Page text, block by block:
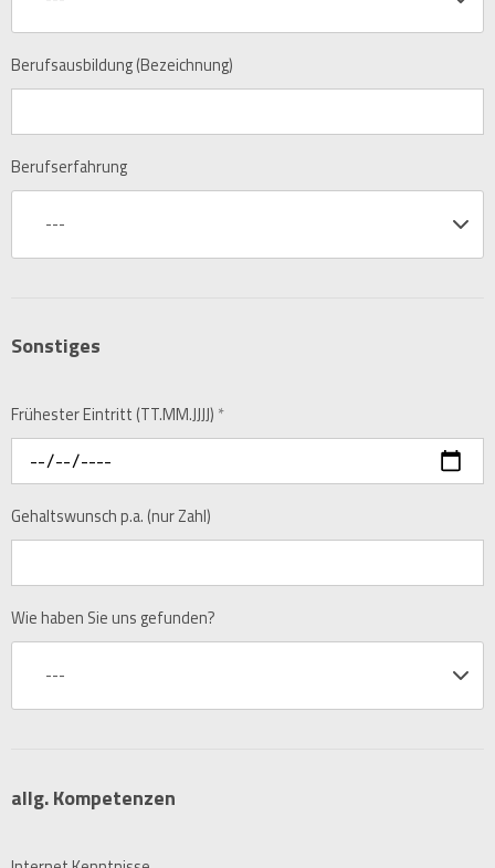
Berufsausbildung (Bezeichnung)
Berufserfahrung
---
Sonstiges
Frühester Eintritt (TT.MM.JJJJ) *
Gehaltswunsch p.a. (nur Zahl)
Wie haben Sie uns gefunden?
---
allg. Kompetenzen